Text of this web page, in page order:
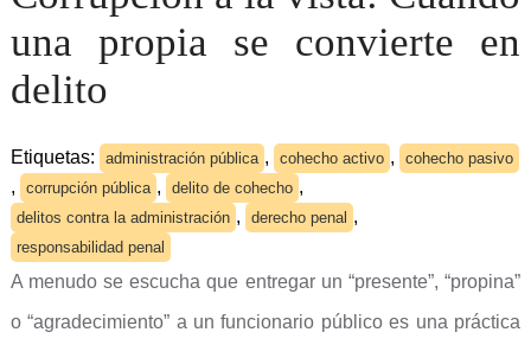
una propia se convierte en
delito
Etiquetas: administración pública , cohecho activo , cohecho pasivo
, corrupción pública , delito de cohecho ,
delitos contra la administración , derecho penal ,
responsabilidad penal
A menudo se escucha que entregar un “presente”, “propina”
o “agradecimiento” a un funcionario público es una práctica